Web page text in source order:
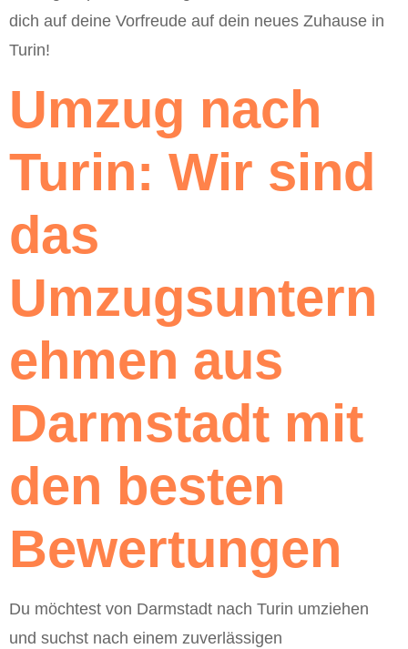
dich auf deine Vorfreude auf dein neues Zuhause in
Turin!
Umzug nach
Turin: Wir sind
das
Umzugsuntern
ehmen aus
Darmstadt mit
den besten
Bewertungen
Du möchtest von Darmstadt nach Turin umziehen
und suchst nach einem zuverlässigen